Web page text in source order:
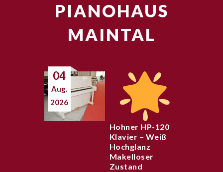
PIANOHAUS
MAINTAL
04
Aug.
2026
Hohner HP-120
Klavier – Weiß
Hochglanz
Makelloser
Zustand